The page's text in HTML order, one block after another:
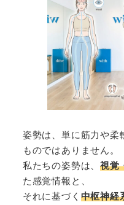
姿勢は、単に筋力や柔
ものではありません。
私たちの姿勢は、視覚
た感覚情報と、
それに基づく 中枢神経